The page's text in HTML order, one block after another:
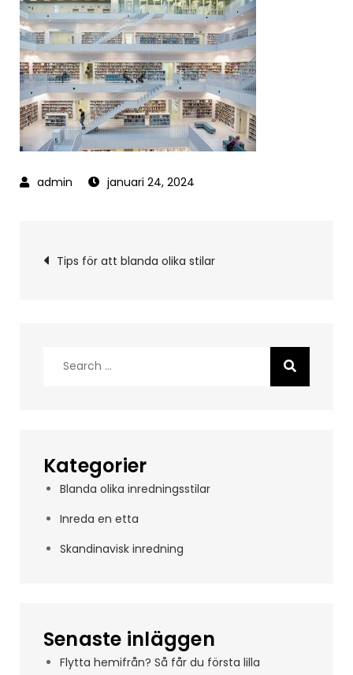
januari 24, 2024
Inläggsnavigering
Tips för att blanda olika stilar
Kategorier
Blanda olika inredningsstilar
Inreda en etta
Skandinavisk inredning
Senaste inläggen
Flytta hemifrån? Så får du första lilla